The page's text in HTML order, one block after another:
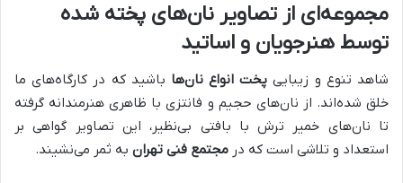
مجموعه‌ای از تصاویر نان‌های پخته شده
توسط هنرجویان و اساتید
شاهد تنوع و زیبایی پخت انواع نان‌ها باشید که در کارگاه‌های ما
خلق شده‌اند. از نان‌های حجیم و فانتزی با ظاهری هنرمندانه گرفته
تا نان‌های خمیر ترش با بافتی بی‌نظیر، این تصاویر گواهی بر
استعداد و تلاشی است که در مجتمع فنی تهران به ثمر می‌نشیند.